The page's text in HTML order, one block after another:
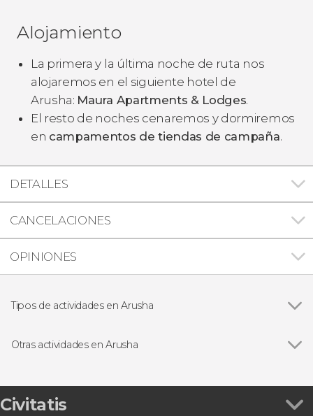
Alojamiento
La primera y la última noche de ruta nos
alojaremos en el siguiente hotel de
Arusha: Maura Apartments & Lodges.
El resto de noches cenaremos y dormiremos
en campamentos de tiendas de campaña.
DETALLES
CANCELACIONES
OPINIONES
Tipos de actividades en Arusha
Otras actividades en Arusha
Safari de 6 días por el norte de Tanzania
Safari de 8 días por el norte de Tanzania
Civitatis